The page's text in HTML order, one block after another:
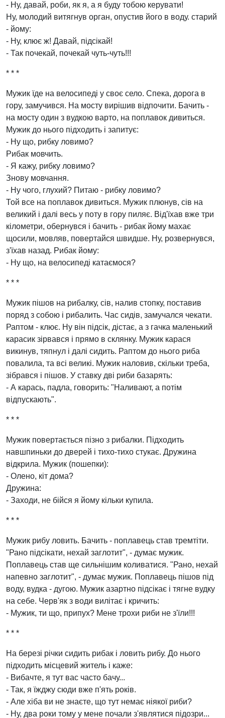
- Ну, давай, роби, як я, а я буду тобою керувати!
Ну, молодий витягнув орган, опустив його в воду. старий
- йому:
- Ну, клює ж! Давай, підсікай!
- Так почекай, почекай чуть-чуть!!!
* * *
Мужик їде на велосипеді у своє село. Спека, дорога в
гору, замучився. На мосту вирішив відпочити. Бачить -
на мосту один з вудкою варто, на поплавок дивиться.
Мужик до нього підходить і запитує:
- Ну що, рибку ловимо?
Рибак мовчить.
- Я кажу, рибку ловимо?
Знову мовчання.
- Ну чого, глухий? Питаю - рибку ловимо?
Той все на поплавок дивиться. Мужик плюнув, сів на
великий і далі весь у поту в гору пиляє. Від'їхав вже три
кілометри, обернувся і бачить - рибак йому махає
щосили, мовляв, повертайся швидше. Ну, розвернувся,
з'їхав назад. Рибак йому:
- Ну що, на велосипеді катаємося?
* * *
Мужик пішов на рибалку, сів, налив стопку, поставив
поряд з собою і рибалить. Час сидів, замучался чекати.
Раптом - клює. Ну він підсік, дістає, а з гачка маленький
карасик зірвався і прямо в склянку. Мужик карася
викинув, тяпнул і далі сидить. Раптом до нього риба
повалила, та всі великі. Мужик наловив, скільки треба,
зібрався і пішов. У ставку дві риби базарять:
- А карась, падла, говорить: "Наливают, а потім
відпускають".
* * *
Мужик повертається пізно з рибалки. Підходить
навшпиньки до дверей і тихо-тихо стукає. Дружина
відкрила. Мужик (пошепки):
- Олено, кіт дома?
Дружина:
- Заходи, не бійся я йому кільки купила.
* * *
Мужик рибу ловить. Бачить - поплавець став тремтіти.
"Рано підсікати, нехай заглотит", - думає мужик.
Поплавець став ще сильнішим коливатися. "Рано, нехай
напевно заглотит", - думає мужик. Поплавець пішов під
воду, вудка - дугою. Мужик азартно підсікає і тягне вудку
на себе. Черв'як з води вилітає і кричить:
- Мужик, ти що, припух? Мене трохи риби не з'їли!!!
* * *
На березі річки сидить рибак і ловить рибу. До нього
підходить місцевий житель і каже:
- Вибачте, я тут вас часто бачу...
- Так, я їжджу сюди вже п'ять років.
- Але хіба ви не знаєте, що тут немає ніякої риби?
- Ну, два роки тому у мене почали з'являтися підозри...